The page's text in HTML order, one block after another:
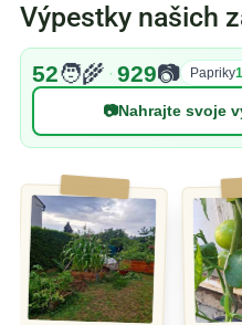
Výpestky našich
52🧑‍🌾 · 929📷 Papriky
📷Nahrajte svoje